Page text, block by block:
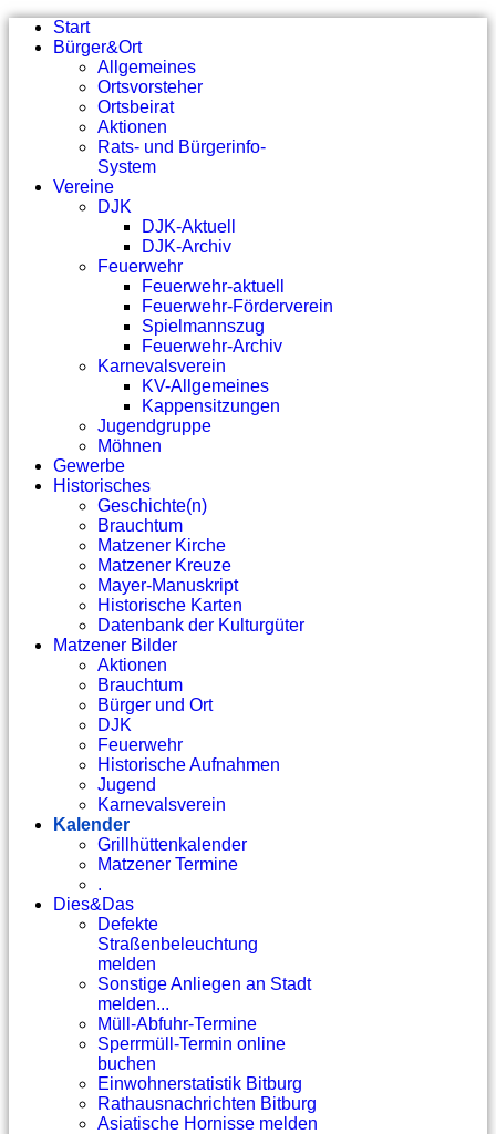
Start
Bürger&Ort
Allgemeines
Ortsvorsteher
Ortsbeirat
Aktionen
Rats- und Bürgerinfo-
System
Vereine
DJK
DJK-Aktuell
DJK-Archiv
Feuerwehr
Feuerwehr-aktuell
Feuerwehr-Förderverein
Spielmannszug
Feuerwehr-Archiv
Karnevalsverein
KV-Allgemeines
Kappensitzungen
Jugendgruppe
Möhnen
Gewerbe
Historisches
Geschichte(n)
Brauchtum
Matzener Kirche
Matzener Kreuze
Mayer-Manuskript
Historische Karten
Datenbank der Kulturgüter
Matzener Bilder
Aktionen
Brauchtum
Bürger und Ort
DJK
Feuerwehr
Historische Aufnahmen
Jugend
Karnevalsverein
Kalender
Grillhüttenkalender
Matzener Termine
.
Dies&Das
Defekte
Straßenbeleuchtung
melden
Sonstige Anliegen an Stadt
melden...
Müll-Abfuhr-Termine
Sperrmüll-Termin online
buchen
Einwohnerstatistik Bitburg
Rathausnachrichten Bitburg
Asiatische Hornisse melden